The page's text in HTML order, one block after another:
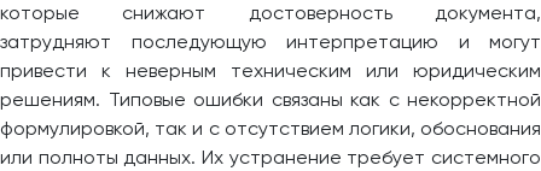
которые снижают достоверность документа,
затрудняют последующую интерпретацию и могут
привести к неверным техническим или юридическим
решениям. Типовые ошибки связаны как с некорректной
формулировкой, так и с отсутствием логики, обоснования
или полноты данных. Их устранение требует системного